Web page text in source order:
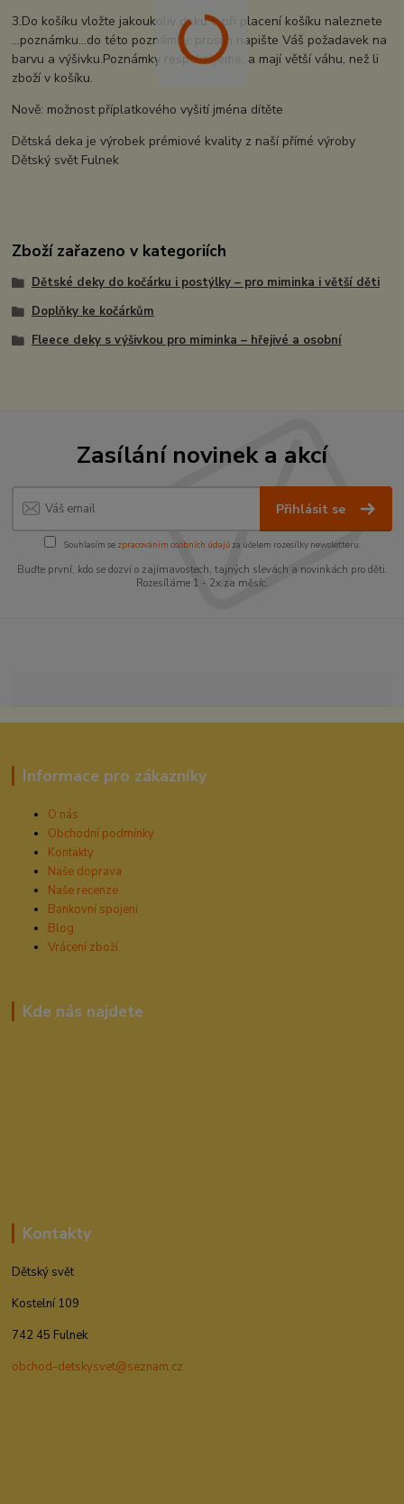
3.Do košíku vložte jakoukoliv deku a při placení košíku naleznete
...poznámku...do této poznámky, prosím napište Váš požadavek na
barvu a výšivku.Poznámky respektujeme, a mají větší váhu, než li
zboží v košíku.
Nově: možnost příplatkového vyšití jména dítěte
Dětská deka je výrobek prémiové kvality z naší přímé výroby
Dětský svět Fulnek
Zboží zařazeno v kategoriích
Dětské deky do kočárku i postýlky – pro miminka i větší děti
Doplňky ke kočárkům
Fleece deky s výšivkou pro miminka – hřejivé a osobní
Zasílání novinek a akcí
Přihlásit se
Souhlasím se zpracováním osobních údajůza účelem rozesílky newsletteru.
Buďte první, kdo se dozví o zajímavostech, tajných slevách a novinkách pro děti.
Rozesíláme 1 - 2x za měsíc.
Informace pro zákazníky
O nás
Obchodní podmínky
Kontakty
Naše doprava
Naše recenze
Bankovní spojení
Blog
Vrácení zboží
Kde nás najdete
Kontakty
Dětský svět
Kostelní 109
742 45 Fulnek
obchod-detskysvet@seznam.cz